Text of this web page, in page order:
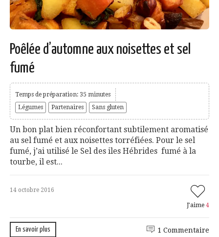
Poêlée d’automne aux noisettes et sel
fumé
Temps de préparation: 35 minutes
Légumes
Partenaires Sans gluten
Un bon plat bien réconfortant subtilement aromatisé
au sel fumé et aux noisettes torréfiées. Pour le sel
fumé, j’ai utilisé le Sel des iles Hébrides fumé à la
tourbe, il est...
14 octobre 2016
J'aime 4
En savoir plus 1 Commentaire